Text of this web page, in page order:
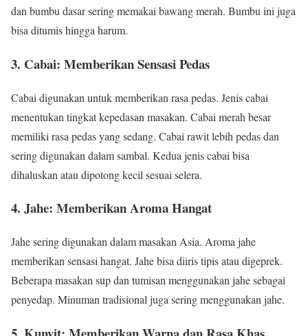
dan bumbu dasar sering memakai bawang merah. Bumbu ini juga
bisa ditumis hingga harum.
3. Cabai: Memberikan Sensasi Pedas
Cabai digunakan untuk memberikan rasa pedas. Jenis cabai
menentukan tingkat kepedasan masakan. Cabai merah besar
memiliki rasa pedas yang sedang. Cabai rawit lebih pedas dan
sering digunakan dalam sambal. Kedua jenis cabai bisa
dihaluskan atau dipotong kecil sesuai selera.
4. Jahe: Memberikan Aroma Hangat
Jahe sering digunakan dalam masakan Asia. Aroma jahe
memberikan sensasi hangat. Jahe bisa diiris tipis atau digeprek.
Beberapa masakan sup dan tumisan menggunakan jahe sebagai
penyedap. Minuman tradisional juga sering menggunakan jahe.